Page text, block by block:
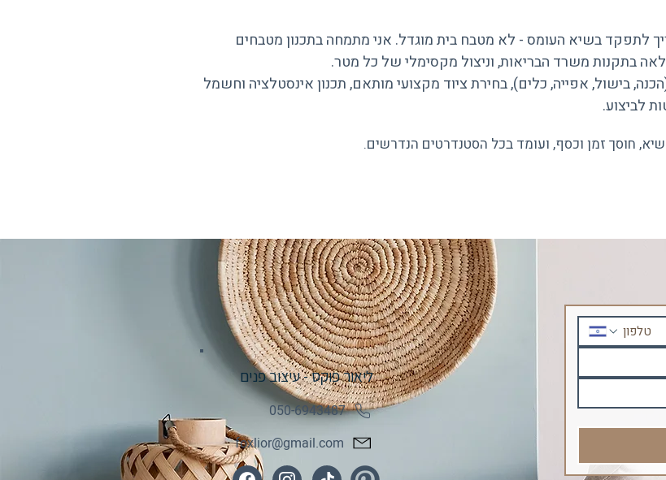
לתפקד בשיא העומס - לא מטבח בית מוגדל. אני מתמחה בתכנון מטבחים
בתקנות משרד הבריאות, וניצול מקסימלי של כל מטר.
בישול, אפייה, כלים), בחירת ציוד מקצועי מותאם, תכנון אינסטלציה וחשמל
לביצוע.
חוסך זמן וכסף, ועומד בכל הסטנדרטים הנדרשים.
ליאור פוקס - עיצוב פנים
050-6943487
foxlior@gmail.com